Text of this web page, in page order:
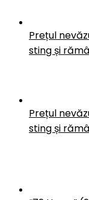
Prețul
sting și
Prețul
sting și